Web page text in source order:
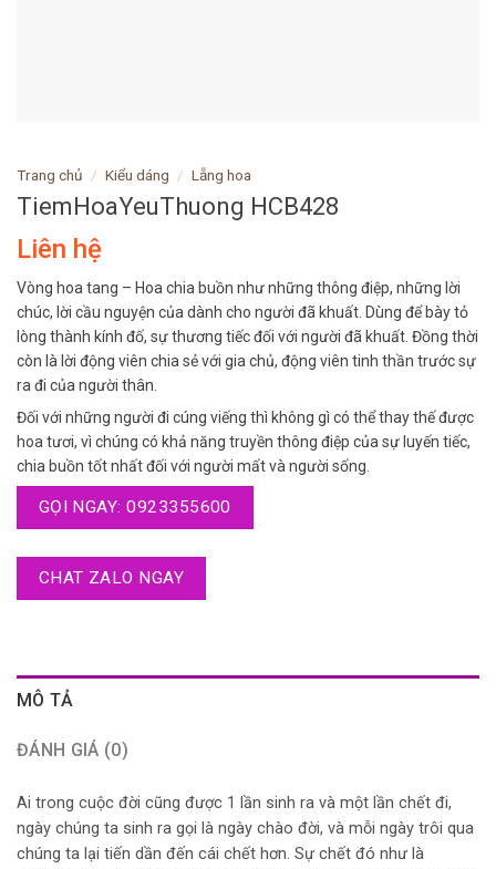
Trang chủ / Kiểu dáng / Lẵng hoa
TiemHoaYeuThuong HCB428
Liên hệ
Vòng hoa tang – Hoa chia buồn như những thông điệp, những lời
chúc, lời cầu nguyện của dành cho người đã khuất. Dùng để bày tỏ
lòng thành kính đố, sự thương tiếc đối với người đã khuất. Đồng thời
còn là lời động viên chia sẻ với gia chủ, động viên tinh thần trước sự
ra đi của người thân.
Đối với những người đi cúng viếng thì không gì có thể thay thế được
hoa tươi, vì chúng có khả năng truyền thông điệp của sự luyến tiếc,
chia buồn tốt nhất đối với người mất và người sống.
GỌI NGAY: 0923355600
CHAT ZALO NGAY
MÔ TẢ
ĐÁNH GIÁ (0)
Ai trong cuộc đời cũng được 1 lần sinh ra và một lần chết đi,
ngày chúng ta sinh ra gọi là ngày chào đời, và mỗi ngày trôi qua
chúng ta lại tiến dần đến cái chết hơn. Sự chết đó như là